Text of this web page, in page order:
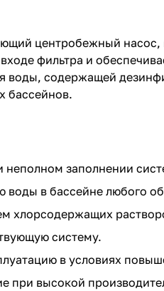
центробежный
фильтра и
воды, содержащей
бассейнов.
неполном заполнении
воды в бассейне любого
хлорсодержащих
систему.
в условиях
при высокой